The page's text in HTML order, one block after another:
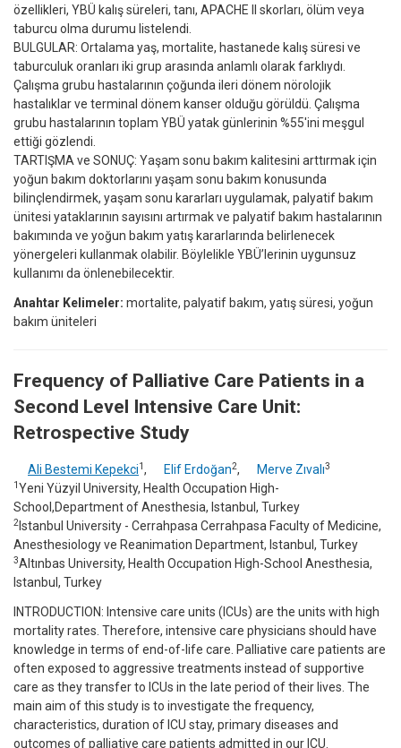
özellikleri, YBÜ kalış süreleri, tanı, APACHE II skorları, ölüm veya
taburcu olma durumu listelendi.
BULGULAR: Ortalama yaş, mortalite, hastanede kalış süresi ve
taburculuk oranları iki grup arasında anlamlı olarak farklıydı.
Çalışma grubu hastalarının çoğunda ileri dönem nörolojik
hastalıklar ve terminal dönem kanser olduğu görüldü. Çalışma
grubu hastalarının toplam YBÜ yatak günlerinin %55'ini meşgul
ettiği gözlendi.
TARTIŞMA ve SONUÇ: Yaşam sonu bakım kalitesini arttırmak için
yoğun bakım doktorlarını yaşam sonu bakım konusunda
bilinçlendirmek, yaşam sonu kararları uygulamak, palyatif bakım
ünitesi yataklarının sayısını artırmak ve palyatif bakım hastalarının
bakımında ve yoğun bakım yatış kararlarında belirlenecek
yönergeleri kullanmak olabilir. Böylelikle YBÜ’lerinin uygunsuz
kullanımı da önlenebilecektir.
Anahtar Kelimeler: mortalite, palyatif bakım, yatış süresi, yoğun
bakım üniteleri
Frequency of Palliative Care Patients in a
Second Level Intensive Care Unit:
Retrospective Study
Ali Bestemi Kepekci1, Elif Erdoğan2, Merve Zıvalı3
1Yeni Yüzyil University, Health Occupation High-
School,Department of Anesthesia, Istanbul, Turkey
2 Istanbul University - Cerrahpasa Cerrahpasa Faculty of Medicine,
Anesthesiology ve Reanimation Department, Istanbul, Turkey
3Altınbas University, Health Occupation High-School Anesthesia,
Istanbul, Turkey
INTRODUCTION: Intensive care units (ICUs) are the units with high
mortality rates. Therefore, intensive care physicians should have
knowledge in terms of end-of-life care. Palliative care patients are
often exposed to aggressive treatments instead of supportive
care as they transfer to ICUs in the late period of their lives. The
main aim of this study is to investigate the frequency,
characteristics, duration of ICU stay, primary diseases and
outcomes of palliative care patients admitted in our ICU.